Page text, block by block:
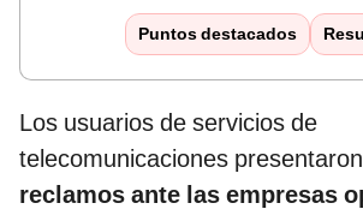
Puntos destacados
Los usuarios de servicios de
telecomunicaciones presentaron
reclamos ante las empresas